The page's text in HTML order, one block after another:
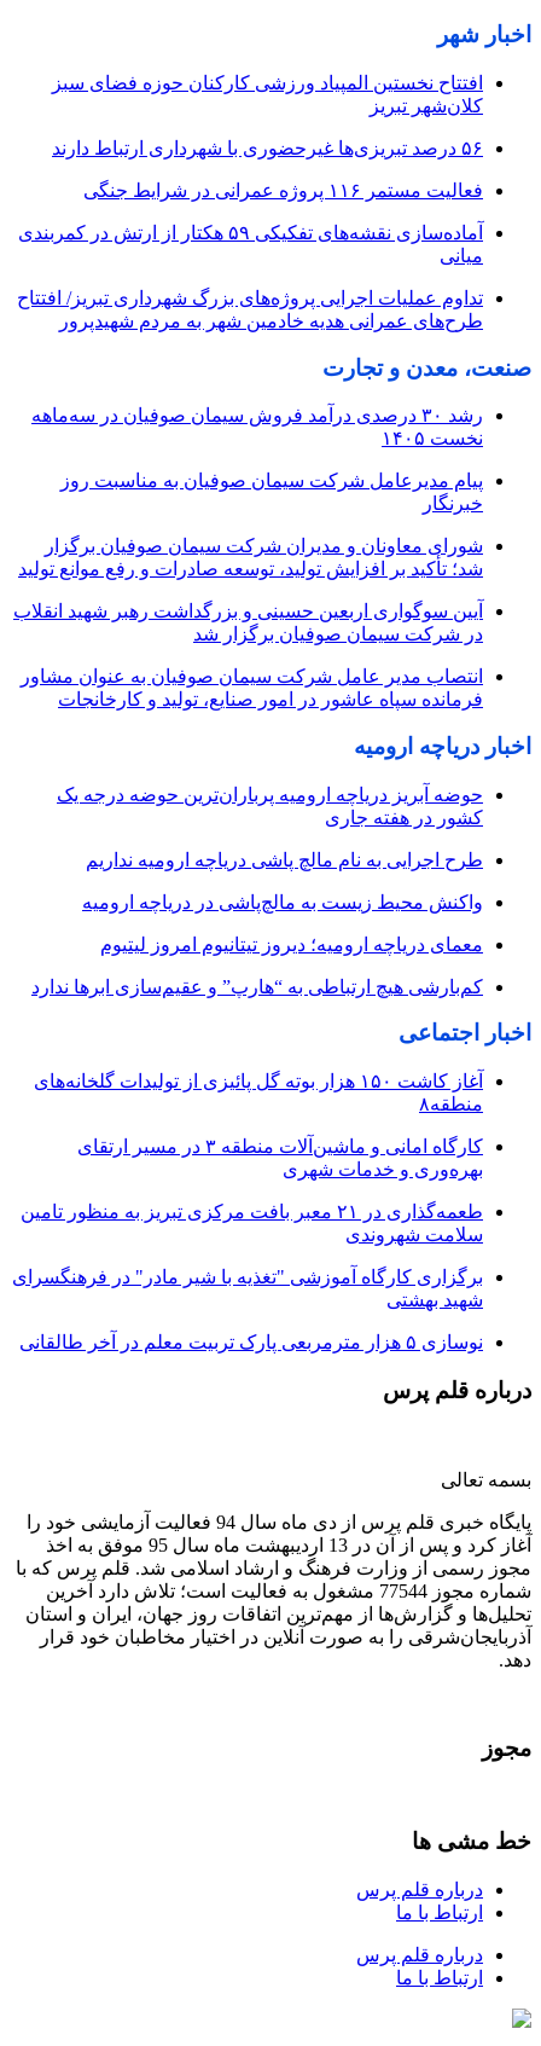
اخبار شهر
افتتاح نخستین المپیاد ورزشی کارکنان حوزه فضای سبز
کلان‌شهر تبریز
۵۶ درصد تبریزی‌ها غیرحضوری با شهرداری ارتباط دارند
فعالیت مستمر ۱۱۶ پروژه عمرانی در شرایط جنگی
آماده‌سازی نقشه‌های تفکیکی ۵۹ هکتار از ارتش در کمربندی
میانی
تداوم عملیات اجرایی پروژه‌های بزرگ شهرداری تبریز/ افتتاح
طرح‌های عمرانی هدیه خادمین شهر به مردم شهیدپرور
صنعت، معدن و تجارت
رشد ۳۰ درصدی درآمد فروش سیمان صوفیان در سه‌ماهه
نخست ۱۴۰۵
پیام مدیرعامل شرکت سیمان صوفیان به مناسبت روز
خبرنگار
شورای معاونان و مدیران شرکت سیمان صوفیان برگزار
شد؛ تأکید بر افزایش تولید، توسعه صادرات و رفع موانع تولید
آیین سوگواری اربعین حسینی و بزرگداشت رهبر شهید انقلاب
در شرکت سیمان صوفیان برگزار شد
انتصاب مدیر عامل شرکت سیمان صوفیان به عنوان مشاور
فرمانده سپاه عاشور در امور صنایع، تولید و کارخانجات
اخبار دریاچه ارومیه
حوضه آبریز دریاچه ارومیه پرباران‌ترین حوضه‌ درجه یک
کشور در هفته جاری
طرح اجرایی به نام مالچ پاشی دریاچه ارومیه نداریم
واکنش محیط زیست به مالچ‌پاشی در دریاچه ارومیه
معمای دریاچه ارومیه؛ دیروز تیتانیوم امروز لیتیوم
کم‌بارشی هیچ ارتباطی به “هارپ” و عقیم‌سازی ابرها ندارد
اخبار اجتماعی
آغاز کاشت ۱۵۰ هزار بوته گل پائیزی از تولیدات گلخانه‌های
منطقه۸
کارگاه امانی و ماشین‌آلات منطقه ۳ در مسیر ارتقای
بهره‌وری و خدمات شهری
طعمه‌گذاری در ۲۱ معبر بافت مرکزی تبریز به منظور تامین
سلامت شهروندی
برگزاری کارگاه آموزشی "تغذیه با شیر مادر" در فرهنگسرای
شهید بهشتی
نوسازی ۵ هزار مترمربعی پارک تربیت معلم در آخر طالقانی
درباره قلم پرس
بسمه تعالی
پایگاه خبری قلم پرس از دی ماه سال 94 فعالیت آزمایشی خود را
آغاز کرد و پس از آن در 13 اردیبهشت ماه سال 95 موفق به اخذ
مجوز رسمی از وزارت فرهنگ و ارشاد اسلامی شد. قلم پرس که با
شماره مجوز 77544 مشغول به فعالیت است؛ تلاش دارد آخرین
تحلیل‌ها و گزارش‌ها از مهم‌ترین اتفاقات روز جهان، ایران و استان
آذربایجان‌شرقی را به صورت آنلاین در اختیار مخاطبان خود قرار
دهد.
مجوز
خط مشی ها
درباره قلم پرس
ارتباط با ما
درباره قلم پرس
ارتباط با ما